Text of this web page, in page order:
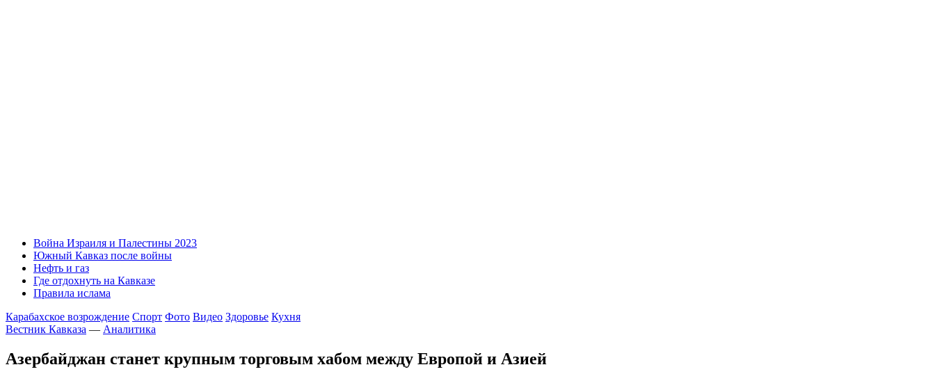
Война Израиля и Палестины 2023
Южный Кавказ после войны
Нефть и газ
Где отдохнуть на Кавказе
Правила ислама
Карабахское возрождение Спорт Фото Видео Здоровье Кухня
Вестник Кавказа — Аналитика
Азербайджан станет крупным торговым хабом между Европой и Азией